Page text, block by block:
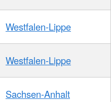
Westfalen-Lippe
Westfalen-Lippe
Sachsen-Anhalt